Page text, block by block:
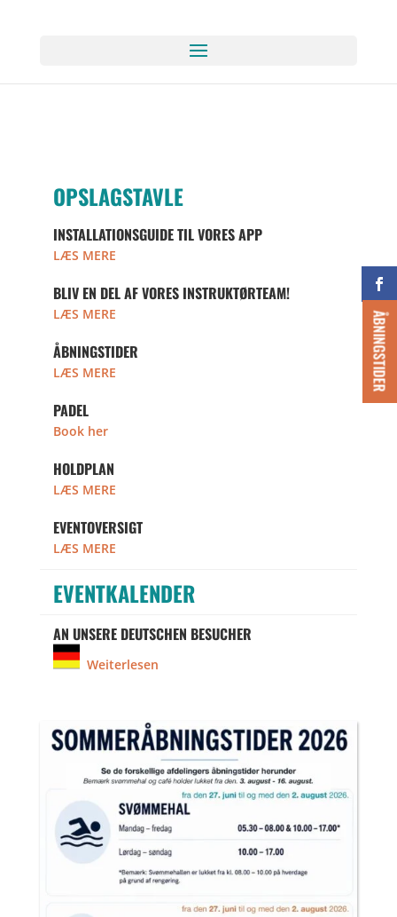
ÅBNINGSTIDER
OPSLAGSTAVLE
INSTALLATIONSGUIDE TIL VORES APP
LÆS MERE
BLIV EN DEL AF VORES INSTRUKTØRTEAM!
LÆS MERE
ÅBNINGSTIDER
LÆS MERE
PADEL
Book her
HOLDPLAN
LÆS MERE
EVENTOVERSIGT
LÆS MERE
EVENTKALENDER
AN UNSERE DEUTSCHEN BESUCHER
Weiterlesen